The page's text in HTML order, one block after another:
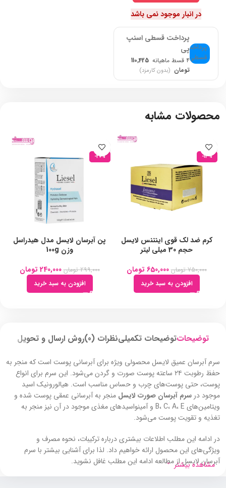
در انبار موجود نمی باشد
پرداخت قسطی اسنپ
پی
۴ قسط ماهیانه
110,425
تومان (بدون کارمزد)
محصولات مشابه
-13%
کرم ضد لک قوی اینتنس لایسل
حجم 30 میلی لیتر
750,000 تومان 650,000 تومان
افزودن به سبد خرید
-20%
پن آبرسان لایسل مدل هیدراسل
وزن 100g
299,000 تومان 240,000 تومان
افزودن به سبد خرید
توضیحاتتوضیحات تکمیلینظرات (0) روش ارسال و تحویل
سرم آبرسان عمیق لایسل محصولی ویژه برای آبرسانی پوست است که منجر به
حفظ رطوبت ۲۴ ساعته پوست صورت و گردن می‌شود. این سرم برای انواع
پوست، حتی پوست‌های چرب و حساس مناسب است. هیالورونیک اسید
موجود در سرم آبرسان صورت لایسل منجر به آبرسانی عمقی پوست شده و
ویتامین‌های B، C، A، E و آمینواسیدهای مغذی موجود در آن نیز منجر به
تغذیه و تقویت پوست می‌شود.
در ادامه این مطلب اطلاعات بیشتری درباره ترکیبات، نحوه مصرف و
ویژگی‌های این محصول ارائه خواهیم داد. لذا برای آشنایی بیشتر با سرم
آبرسان لایسل از مطالعه ادامه این مطلب غافل نشوید.
مشاهده بیشتر